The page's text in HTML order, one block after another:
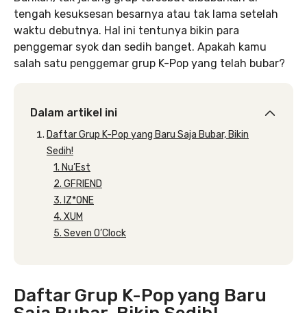
tengah kesuksesan besarnya atau tak lama setelah
waktu debutnya. Hal ini tentunya bikin para
penggemar syok dan sedih banget. Apakah kamu
salah satu penggemar grup K-Pop yang telah bubar?
Dalam artikel ini
Daftar Grup K-Pop yang Baru Saja Bubar, Bikin
Sedih!
1. Nu’Est
2. GFRIEND
3. IZ*ONE
4. XUM
5. Seven O’Clock
Daftar Grup K-Pop yang Baru